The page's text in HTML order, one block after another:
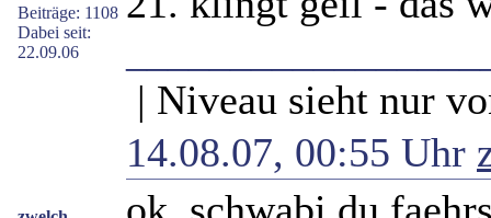
Beiträge: 1108
Dabei seit:
22.09.06
| Niveau sieht nur
14.08.07, 00:55 Uhr